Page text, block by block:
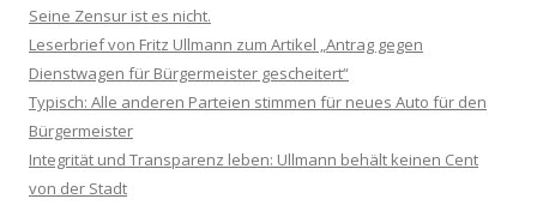
Seine Zensur ist es nicht.
Leserbrief von Fritz Ullmann zum Artikel „Antrag gegen
Dienstwagen für Bürgermeister gescheitert“
Typisch: Alle anderen Parteien stimmen für neues Auto für den
Bürgermeister
Integrität und Transparenz leben: Ullmann behält keinen Cent
von der Stadt